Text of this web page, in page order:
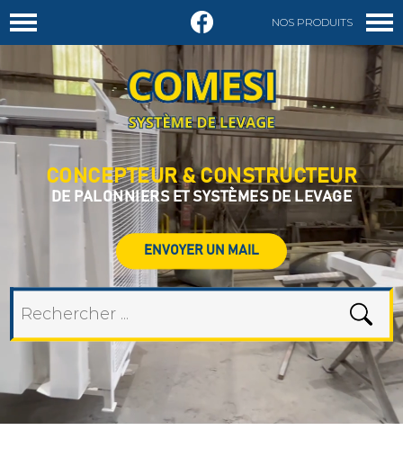
NOS PRODUITS
DEMANDER UN DEVIS
CONCEPTEUR & CONSTRUCTEUR
DE PALONNIERS ET SYSTÈMES DE LEVAGE
ENVOYER UN MAIL